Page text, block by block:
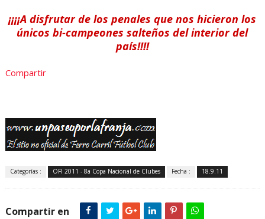
¡¡¡¡A disfrutar de los penales que nos hicieron los
únicos bi-campeones salteños del interior del
país!!!!
Compartir
Categorías : OFI 2011 - 8a Copa Nacional de Clubes Fecha : 18.9.11
Compartir en